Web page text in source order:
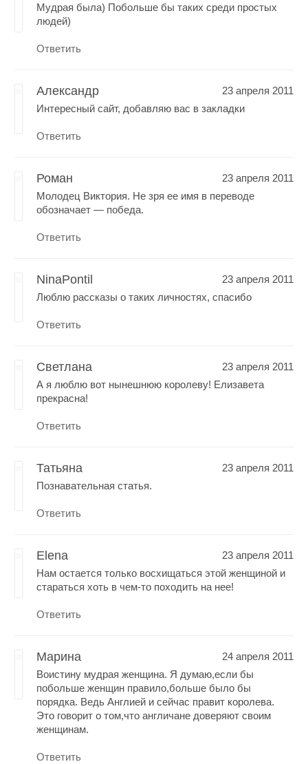
Мудрая была) Побольше бы таких среди простых
людей)
Ответить
Александр
23 апреля 2011
Интересный сайт, добавляю вас в закладки
Ответить
Роман
23 апреля 2011
Молодец Виктория. Не зря ее имя в переводе
обозначает — победа.
Ответить
NinaPontil
23 апреля 2011
Люблю рассказы о таких личностях, спасибо
Ответить
Светлана
23 апреля 2011
А я люблю вот нынешнюю королеву! Елизавета
прекрасна!
Ответить
Татьяна
23 апреля 2011
Познавательная статья.
Ответить
Elena
23 апреля 2011
Нам остается только восхищаться этой женщиной и
стараться хоть в чем-то походить на нее!
Ответить
Mарина
24 апреля 2011
Воистину мудрая женщина. Я думаю,если бы
побольше женщин правило,больше было бы
порядка. Ведь Англией и сейчас правит королева.
Это говорит о том,что англичане доверяют своим
женщинам.
Ответить